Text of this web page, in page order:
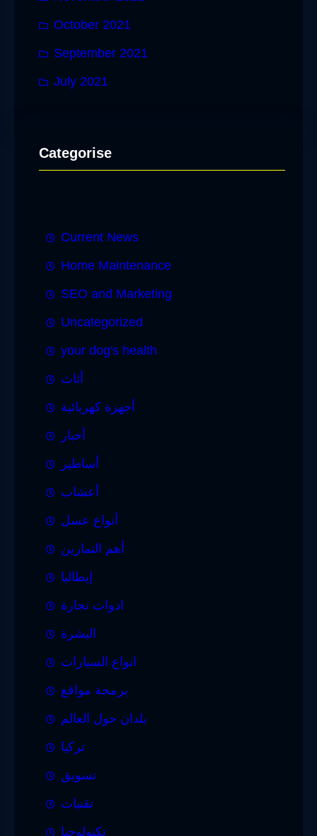
October 2021
September 2021
July 2021
Categorise
Current News
Home Maintenance
SEO and Marketing
Uncategorized
your dog's health
أثاث
أجهزة كهربائية
أخبار
أساطير
أعشاب
أنواع عسل
أهم التمارين
إيطاليا
ادوات نجارة
البشرة
انواع السيارات
برمجة مواقع
بلدان حول العالم
تركيا
تسويق
تقنيات
تكنولوجيا